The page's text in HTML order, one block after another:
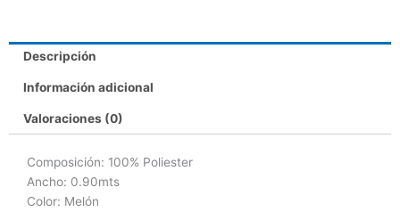
Descripción
Información adicional
Valoraciones (0)
Composición: 100% Poliester
Ancho: 0.90mts
Color: Melón